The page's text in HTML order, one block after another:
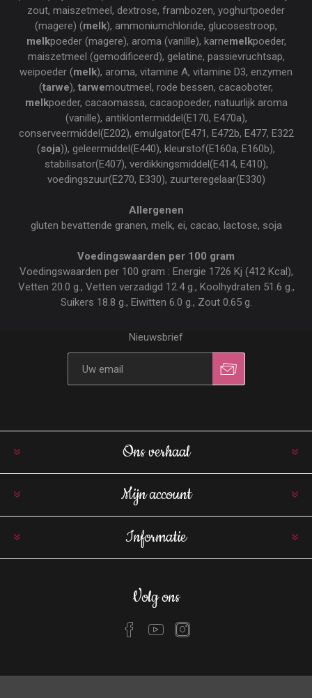
zout, maiszetmeel, dextrose, frambozen, yoghurtpoeder
(magere) (melk), ammoniumchloride, glucosestroop,
melkpoeder (magere), aroma (vanille), karnemelkpoeder,
maiszetmeel (gemodificeerd), gelatine, passievruchtsap,
weipoeder (melk), aroma, vitamine A, vitamine D3, enzymen
(tarwe), tarwemoutmeel, rode bessen, cacaoboter,
melkpoeder, cacaomassa, cacaopoeder, natuurlijk aroma
(vanille), antiklontermiddel(E170, E470a),
conserveermiddel(E202), emulgator(E471, E472b, E477, E322
(soja)), geleermiddel(E440), kleurstof(E160a, E160b),
stabilisator(E407), verdikkingsmiddel(E414, E410),
voedingszuur(E270, E330), zuurteregelaar(E330)
Allergenen
gluten bevattende granen, melk, ei, cacao, lactose, soja
Voedingswaarden per 100 gram
Voedingswaarden per 100 gram : Energie 1726 Kj (412 Kcal),
Vetten 20.0 g., Vetten verzadigd 12.4 g., Koolhydraten 51.6 g.,
Suikers 18.8 g., Eiwitten 6.0 g., Zout 0.65 g.
Nieuwsbrief
Ons verhaal
Mijn account
Informatie
Volg ons